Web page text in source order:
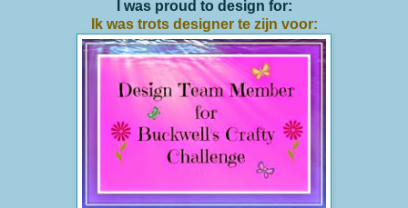
I was proud to design for:
Ik was trots designer te zijn voor: